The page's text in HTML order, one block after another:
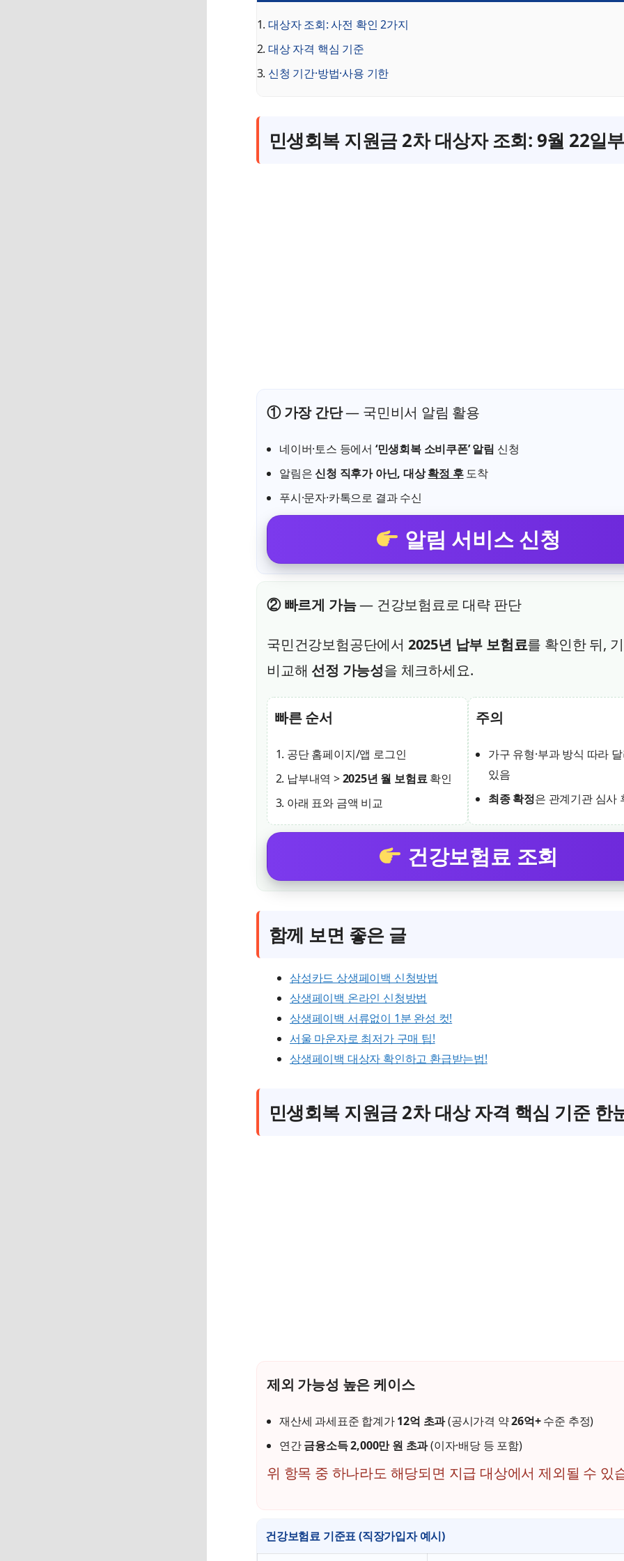
대상자 조회: 사전 확인 2가지
대상 자격 핵심 기준
신청 기간·방법·사용 기한
민생회복 지원금 2차 대상자 조회: 9월 22일
① 가장 간단— 국민비서 알림 활용
네이버·토스 등에서 ‘민생회복 소비쿠폰’ 알림 신청
알림은신청 직후가 아닌, 대상확정 후도착
푸시·문자·카톡으로 결과 수신
알림 서비스 신청
② 빠르게 가늠— 건강보험료로 대략 판단
국민건강보험공단에서 2025년 납부 보험료를 확인한 뒤,
비교해 선정 가능성을 체크하세요.
빠른 순서
공단 홈페이지/앱 로그인
납부내역 >2025년 월 보험료확인
아래 표와 금액 비교
주의
가구 유형·부과 방식 따라
있음
최종 확정은 관계기관 심사
건강보험료 조회
함께 보면 좋은 글
삼성카드 상생페이백 신청방법
상생페이백 온라인 신청방법
상생페이백 서류없이 1분 완성 컷!
서울 마운자로 최저가 구매 팁!
상생페이백 대상자 확인하고 환급받는법!
민생회복 지원금 2차 대상 자격 핵심 기준 한
제외 가능성 높은 케이스
재산세 과세표준 합계가12억 초과(공시가격 약26억+수준 추정)
연간금융소득 2,000만 원 초과(이자·배당 등 포함)
위 항목 중 하나라도 해당되면 지급 대상에서 제외될 수 있
건강보험료 기준표 (직장가입자 예시)